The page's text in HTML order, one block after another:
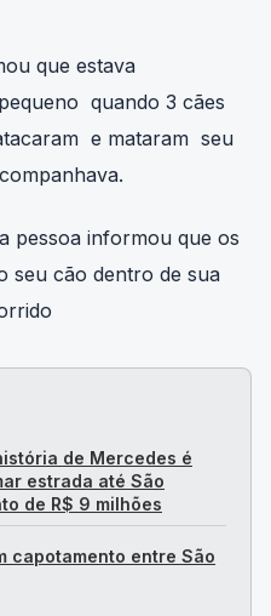
que estava
quando 3 cães
e mataram seu
pessoa informou que os
seu cão dentro de sua
de Mercedes é
estrada até São
de R$ 9 milhões
capotamento entre São